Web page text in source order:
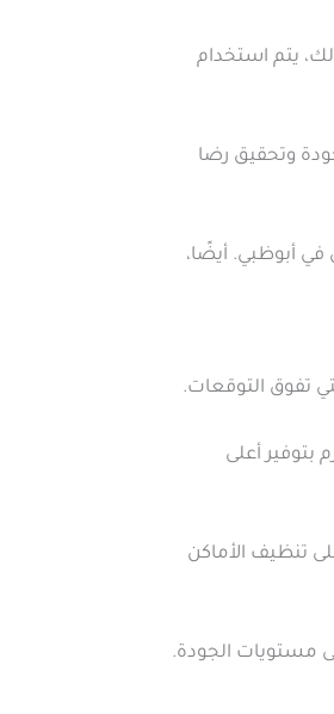
يتم استخدام
وتحقيق رضا
أبوظبي. أيضًا،
تفوق التوقعات.
بتوفير أعلى
تنظيف الأماكن
مستويات الجودة.